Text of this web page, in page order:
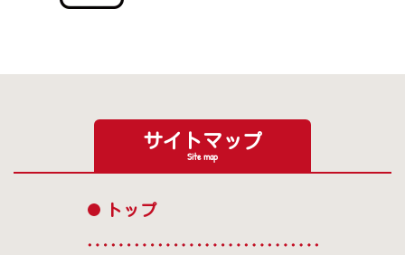
サイトマップ
Site map
トップ